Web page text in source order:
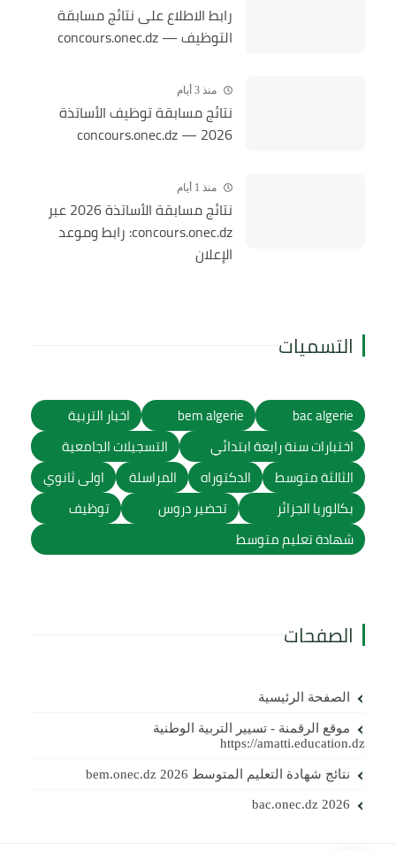
رابط الاطلاع على نتائج مسابقة
التوظيف — concours.onec.dz
منذ 3 أيام
نتائج مسابقة توظيف الأساتذة
2026 — concours.onec.dz
منذ 1 أيام
نتائج مسابقة الأساتذة 2026 عبر
concours.onec.dz: رابط وموعد
الإعلان
التسميات
bac algerie
bem algerie
اخبار التربية
اختبارات سنة رابعة ابتدائي
التسجيلات الجامعية
الثالثة متوسط
الدكتوراه المراسلة
اولى ثانوي
بكالوريا الجزائر
تحضير دروس
توظيف
شهادة تعليم متوسط
الصفحات
الصفحة الرئيسية
موقع الرقمنة - تسيير التربية الوطنية
https://amatti.education.dz
نتائج شهادة التعليم المتوسط 2026 bem.onec.dz
bac.onec.dz 2026